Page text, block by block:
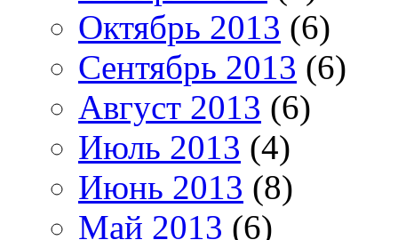
Октябрь 2013 (6)
Сентябрь 2013 (6)
Август 2013 (6)
Июль 2013 (4)
Июнь 2013 (8)
Май 2013 (6)